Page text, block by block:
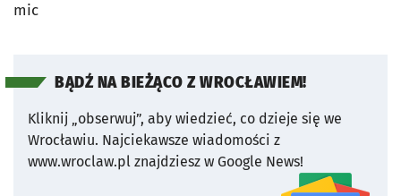
mic
BĄDŹ NA BIEŻĄCO Z WROCŁAWIEM!
Kliknij „obserwuj”, aby wiedzieć, co dzieje się we
Wrocławiu. Najciekawsze wiadomości z
www.wroclaw.pl znajdziesz w Google News!